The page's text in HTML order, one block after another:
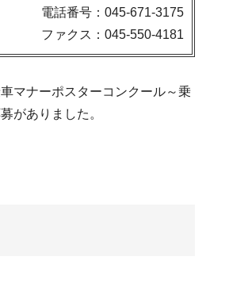
電話番号：045-671-3175
ファクス：045-550-4181
マナーポスターコンクール～乗
がありました。